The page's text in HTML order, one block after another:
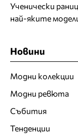
Ученически
най-яките
Новини
Модни колекции
Модни ревюта
Събития
Тенденции